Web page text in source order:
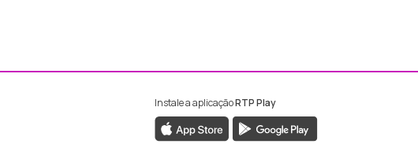
Facebook da RTP Madeira
ao Instagram da RTP Madeira
Instale a aplicaçãoRTP Play